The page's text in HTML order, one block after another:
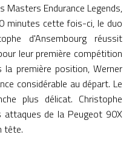
Masters Endurance Legends,
minutes cette fois-ci, le duo
d'Ansembourg réussit
leur première compétition
la première position, Werner
considérable au départ. Le
plus délicat. Christophe
attaques de la Peugeot 90X
tête.